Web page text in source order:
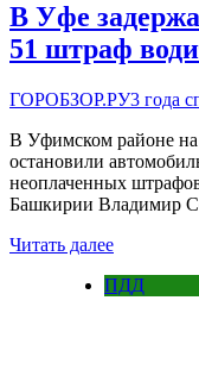
В Уфе
51 штраф
ГОРОБЗОР.РУ3 года
В Уфимском районе
остановили
неоплаченных
Башкирии Владимир
Читать далее
ПДД